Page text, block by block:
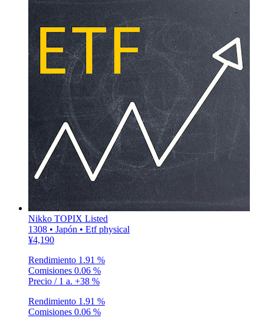
Nikko TOPIX Listed
1308 • Japón • Etf physical
¥4,190
Rendimiento 1.91 %
Comisiones 0.06 %
Precio / 1 a. +38 %
Rendimiento 1.91 %
Comisiones 0.06 %